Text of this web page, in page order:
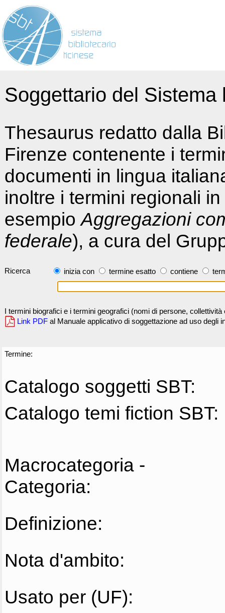
Soggettario del
Thesaurus redatto dalla
Firenze contenente i
documenti in lingua
inoltre i termini regionali
esempioAggregazioni
federale), a cura del
Ricerca inizia con termine esatto contiene
I termini biografici e i termini geografici (nomi di persone,
Link PDF al Manuale applicativo di soggettazione ad uso degli
Termine:
Catalogo soggetti SBT:
Catalogo temi fiction SBT:
Macrocategoria -
Categoria:
Definizione:
Nota d'ambito:
Usato per (UF):